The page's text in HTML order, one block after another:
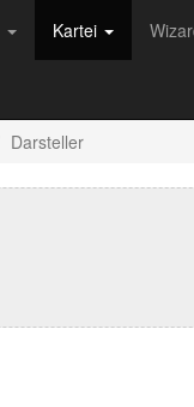
Kartei
Darsteller